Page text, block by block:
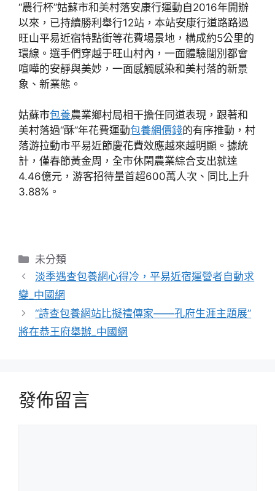
“農行杯”姑蘇市和美村落安康行運動自2016年開辦
以來，已持續勝利舉行12站，本站安康行道路路過
旺山平易近宿特點街等花費場景地，構成約5公里的
環線。選手們穿越于旺山村內，一面體驗闊別都會
喧嘩的安靜與美妙，一面感觸感染和美村落的新景
象、新業態。
姑蘇市包養農業鄉村局相干擔任同道表現，跟著和
美村落過“酥”年花費運動包養網價錢的有序推動，村
落游拉動市平易近節慶花費效應越來越明顯。據統
計，僅春節黃金周，全市休閑農業綜合支出就達
4.46億元，游客招待量首超600萬人次、同比上升
3.88%。
分
類
未分類
淡季遇查包養網心得冷，平易近宿運營者自動求
變_中國網
“詩查包養網站比擬禮傳家——孔府生涯主題展”
將在恭王府舉辦_中國網
發佈留言